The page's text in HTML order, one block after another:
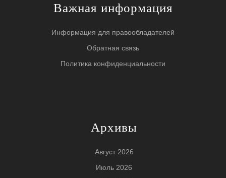
Важная информация
Информация для правообладателей
Обратная связь
Политика конфиденциальности
Архивы
Август 2026
Июль 2026